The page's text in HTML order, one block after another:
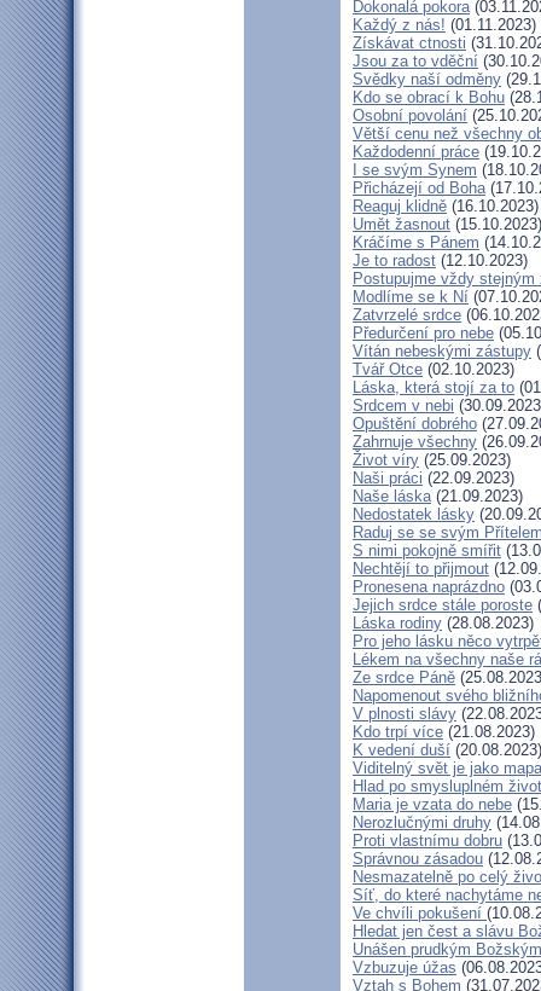
Dokonalá pokora
Každý z nás! (01.11.2023)
Získávat ctnosti
Jsou za to vděční
Svědky naší odměny
Kdo se obrací k Bohu
Osobní povolání
Větší cenu než všechny
Každodenní práce
I se svým Synem
Přicházejí od Boha
Reaguj klidně (16.10.2023)
Umět žasnout (15.10.2023)
Kráčíme s Pánem
Je to radost (12.10.2023)
Postupujme vždy stejným
Modlíme se k Ní
Zatvrzelé srdce
Předurčení pro nebe
Vítán nebeskými zástupy
Tvář Otce (02.10.2023)
Láska, která stojí za to
Srdcem v nebi
Opuštění dobrého
Zahrnuje všechny
Život víry (25.09.2023)
Naši práci (22.09.2023)
Naše láska(21.09.2023)
Nedostatek lásky
Raduj se se svým
S nimi pokojně smířit
Nechtějí to přijmout
Pronesena naprázdno
Jejich srdce stále poroste
Láska rodiny (28.08.2023)
Pro jeho lásku něco
Lékem na všechny naše
Ze srdce Páně
Napomenout svého
V plnosti slávy
Kdo trpí více (21.08.2023)
K vedení duší (20.08.2023)
Viditelný svět je jako mapa
Hlad po smysluplném
Maria je vzata do nebe
Nerozlučnými druhy
Proti vlastnímu dobru
Správnou zásadou
Nesmazatelně po celý
Síť, do které nachytáme
Ve chvíli pokušení
Hledat jen čest a slávu
Unášen prudkým
Vzbuzuje úžas
Vztah s Bohem